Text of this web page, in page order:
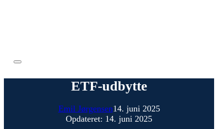
ETF-udbytte
Emil Jørgensen14. juni 2025
Opdateret: 14. juni 2025